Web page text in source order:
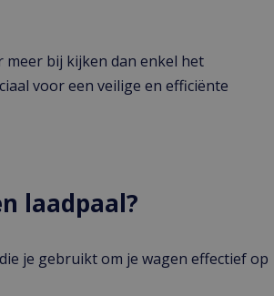
meer bij kijken dan enkel het
voor een veilige en efficiënte
laadpaal?
je gebruikt om je wagen effectief op